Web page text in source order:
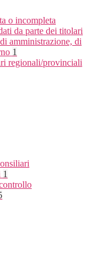
o incompleta
da parte dei titolari
amministrazione, di
1
regionali/provinciali
1